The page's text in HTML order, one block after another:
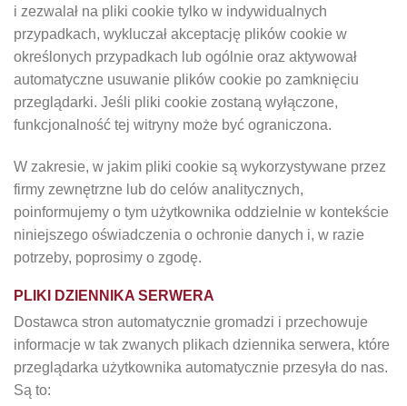
i zezwalał na pliki cookie tylko w indywidualnych
przypadkach, wykluczał akceptację plików cookie w
określonych przypadkach lub ogólnie oraz aktywował
automatyczne usuwanie plików cookie po zamknięciu
przeglądarki. Jeśli pliki cookie zostaną wyłączone,
funkcjonalność tej witryny może być ograniczona.
W zakresie, w jakim pliki cookie są wykorzystywane przez
firmy zewnętrzne lub do celów analitycznych,
poinformujemy o tym użytkownika oddzielnie w kontekście
niniejszego oświadczenia o ochronie danych i, w razie
potrzeby, poprosimy o zgodę.
PLIKI DZIENNIKA SERWERA
Dostawca stron automatycznie gromadzi i przechowuje
informacje w tak zwanych plikach dziennika serwera, które
przeglądarka użytkownika automatycznie przesyła do nas.
Są to: